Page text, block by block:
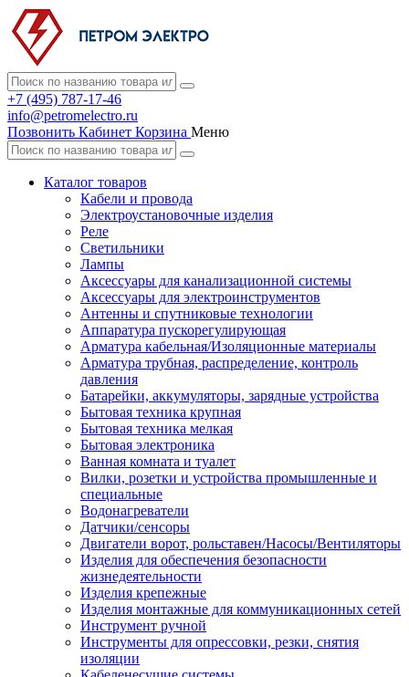
+7 (495) 787-17-46
info@petromelectro.ru
Позвонить Кабинет Корзина Меню
Каталог товаров
Кабели и провода
Электроустановочные изделия
Реле
Светильники
Лампы
Аксессуары для канализационной системы
Аксессуары для электроинструментов
Антенны и спутниковые технологии
Аппаратура пускорегулирующая
Арматура кабельная/Изоляционные материалы
Арматура трубная, распределение, контроль
давления
Батарейки, аккумуляторы, зарядные устройства
Бытовая техника крупная
Бытовая техника мелкая
Бытовая электроника
Ванная комната и туалет
Вилки, розетки и устройства промышленные и
специальные
Водонагреватели
Датчики/сенсоры
Двигатели ворот, рольставен/Насосы/Вентиляторы
Изделия для обеспечения безопасности
жизнедеятельности
Изделия крепежные
Изделия монтажные для коммуникационных сетей
Инструмент ручной
Инструменты для опрессовки, резки, снятия
изоляции